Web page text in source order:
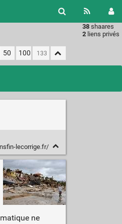
38 shaares
2 liens privés
50 100
lecorrige.fr/
ne